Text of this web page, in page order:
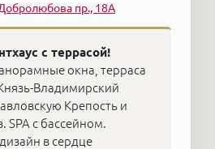
Добролюбова пр., 18А
с террасой!
окна, терраса
Владимирский
Крепость и
SPA c бассейном.
в сердце